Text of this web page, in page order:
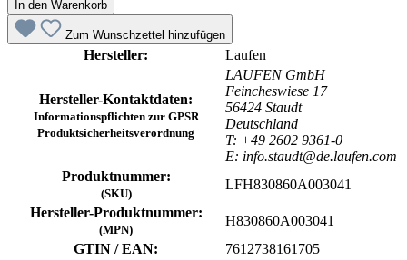
In den Warenkorb
Zum Wunschzettel hinzufügen
Hersteller: Laufen
Hersteller-Kontaktdaten:
Informationspflichten zur GPSR
Produktsicherheitsverordnung
LAUFEN GmbH
Feincheswiese 17
56424 Staudt
Deutschland
T: +49 2602 9361-0
E: info.staudt@de.laufen.com
Produktnummer:
(SKU)
LFH830860A003041
Hersteller-Produktnummer:
(MPN)
H830860A003041
GTIN / EAN:
7612738161705